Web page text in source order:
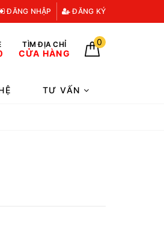
ĐĂNG NHẬP ĐĂNG KÝ
TÌM ĐỊA CHỈ
CỬA HÀNG
0
TƯ VẤN